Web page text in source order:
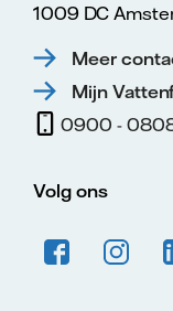
1009 DC
Meer
Mijn
0900 -
Volg ons